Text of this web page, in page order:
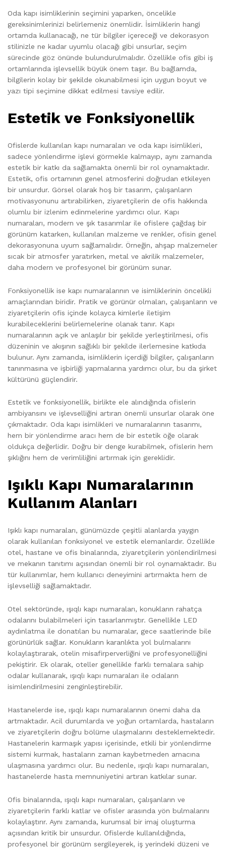
Oda kapı isimliklerinin seçimini yaparken, öncelikle
gereksinimlerinizi belirlemeniz önemlidir. İsimliklerin hangi
ortamda kullanacağı, ne tür bilgiler içereceği ve dekorasyon
stilinizle ne kadar uyumlu olacağı gibi unsurlar, seçim
sürecinde göz önünde bulundurulmalıdır. Özellikle ofis gibi iş
ortamlarında işlevsellik büyük önem taşır. Bu bağlamda,
bilgilerin kolay bir şekilde okunabilmesi için uygun boyut ve
yazı tipi seçimine dikkat edilmesi tavsiye edilir.
Estetik ve Fonksiyonellik
Ofislerde kullanılan kapı numaraları ve oda kapı isimlikleri,
sadece yönlendirme işlevi görmekle kalmayıp, aynı zamanda
estetik bir katkı da sağlamakta önemli bir rol oynamaktadır.
Estetik, ofis ortamının genel atmosferini doğrudan etkileyen
bir unsurdur. Görsel olarak hoş bir tasarım, çalışanların
motivasyonunu artırabilirken, ziyaretçilerin de ofis hakkında
olumlu bir izlenim edinmelerine yardımcı olur. Kapı
numaraları, modern ve şık tasarımlar ile ofislere çağdaş bir
görünüm katarken, kullanılan malzeme ve renkler, ofisin genel
dekorasyonuna uyum sağlamalıdır. Örneğin, ahşap malzemeler
sıcak bir atmosfer yaratırken, metal ve akrilik malzemeler,
daha modern ve profesyonel bir görünüm sunar.
Fonksiyonellik ise kapı numaralarının ve isimliklerinin öncelikli
amaçlarından biridir. Pratik ve görünür olmaları, çalışanların ve
ziyaretçilerin ofis içinde kolayca kimlerle iletişim
kurabileceklerini belirlemelerine olanak tanır. Kapı
numaralarının açık ve anlaşılır bir şekilde yerleştirilmesi, ofis
düzeninin ve akışının sağlıklı bir şekilde ilerlemesine katkıda
bulunur. Aynı zamanda, isimliklerin içerdiği bilgiler, çalışanların
tanınmasına ve işbirliği yapmalarına yardımcı olur, bu da şirket
kültürünü güçlendirir.
Estetik ve fonksiyonellik, birlikte ele alındığında ofislerin
ambiyansını ve işlevselliğini artıran önemli unsurlar olarak öne
çıkmaktadır. Oda kapı isimlikleri ve numaralarının tasarımı,
hem bir yönlendirme aracı hem de bir estetik öğe olarak
oldukça değerlidir. Doğru bir denge kurabilmek, ofislerin hem
şıklığını hem de verimliliğini artırmak için gereklidir.
Işıklı Kapı Numaralarının
Kullanım Alanları
Işıklı kapı numaraları, günümüzde çeşitli alanlarda yaygın
olarak kullanılan fonksiyonel ve estetik elemanlardır. Özellikle
otel, hastane ve ofis binalarında, ziyaretçilerin yönlendirilmesi
ve mekanın tanıtımı açısından önemli bir rol oynamaktadır. Bu
tür kullanımlar, hem kullanıcı deneyimini artırmakta hem de
işlevselliği sağlamaktadır.
Otel sektöründe, ışıqlı kapı numaraları, konukların rahatça
odalarını bulabilmeleri için tasarlanmıştır. Genellikle LED
aydınlatma ile donatılan bu numaralar, gece saatlerinde bile
görünürlük sağlar. Konukların karanlıkta yol bulmalarını
kolaylaştırarak, otelin misafirperverliğini ve profesyonelliğini
pekiştirir. Ek olarak, oteller genellikle farklı temalara sahip
odalar kullanarak, ışıqlı kapı numaraları ile odaların
isimlendirilmesini zenginleştirebilir.
Hastanelerde ise, ışıqlı kapı numaralarının önemi daha da
artmaktadır. Acil durumlarda ve yoğun ortamlarda, hastaların
ve ziyaretçilerin doğru bölüme ulaşmalarını desteklemektedir.
Hastanelerin karmaşık yapısı içerisinde, etkili bir yönlendirme
sistemi kurmak, hastaların zaman kaybetmeden amacına
ulaşmasına yardımcı olur. Bu nedenle, ışıqlı kapı numaraları,
hastanelerde hasta memnuniyetini artıran katkılar sunar.
Ofis binalarında, ışıqlı kapı numaraları, çalışanların ve
ziyaretçilerin farklı katlar ve ofisler arasında yön bulmalarını
kolaylaştırır. Aynı zamanda, kurumsal bir imaj oluşturma
açısından kritik bir unsurdur. Ofislerde kullanıldığında,
profesyonel bir görünüm sergileyerek, iş yerindeki düzeni ve